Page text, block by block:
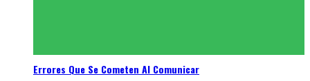
Errores Que Se Cometen Al Comunicar